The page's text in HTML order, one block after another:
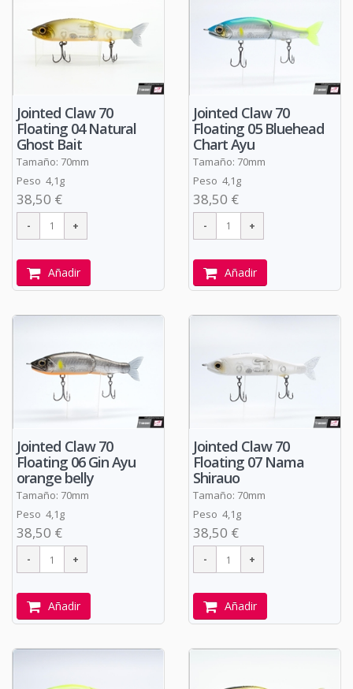
Jointed Claw 70
Floating 04 Natural
Ghost Bait
Tamaño: 70mm
Peso 4,1g
38,50 €
Añadir
Jointed Claw 70
Floating 05 Bluehead
Chart Ayu
Tamaño: 70mm
Peso 4,1g
38,50 €
Añadir
Jointed Claw 70
Floating 06 Gin Ayu
orange belly
Tamaño: 70mm
Peso 4,1g
38,50 €
Añadir
Jointed Claw 70
Floating 07 Nama
Shirauo
Tamaño: 70mm
Peso 4,1g
38,50 €
Añadir